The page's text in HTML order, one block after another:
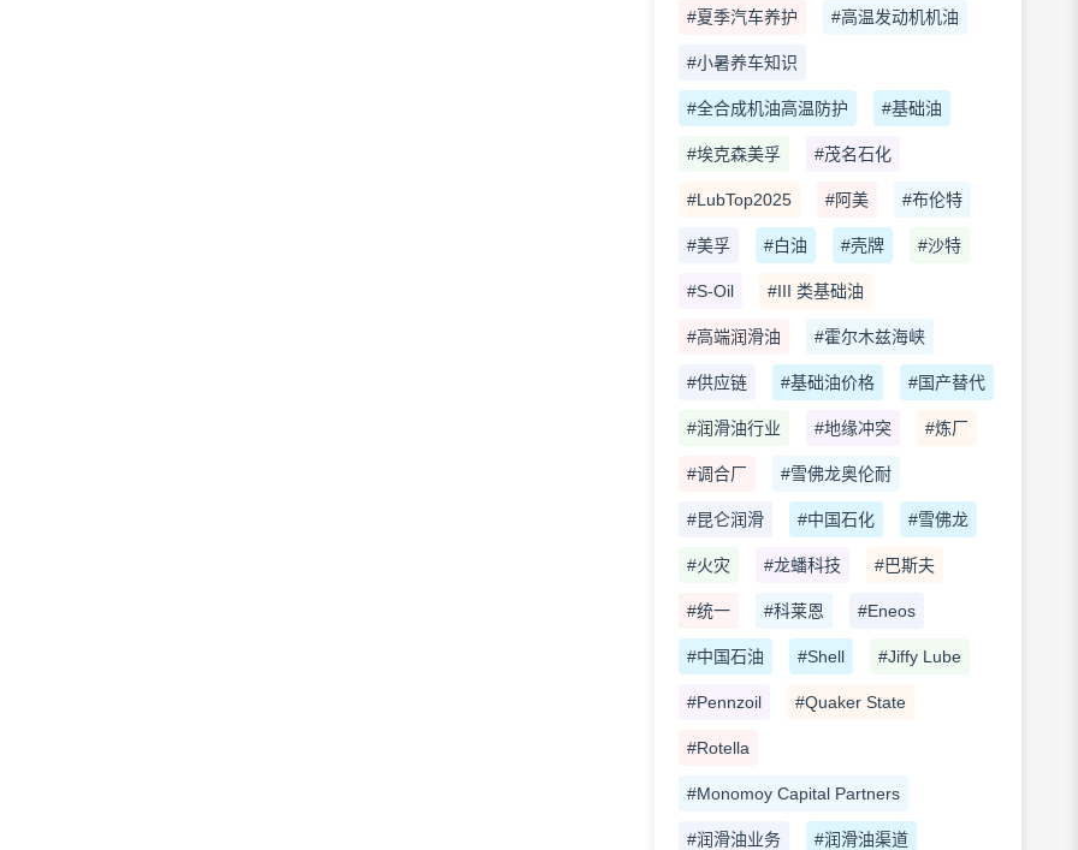
#夏季汽车养护 #高温发动机机油
#小暑养车知识
#全合成机油高温防护 #基础油
#埃克森美孚 #茂名石化
#LubTop2025 #阿美 #布伦特
#美孚 #白油 #壳牌 #沙特
#S-Oil #III 类基础油
#高端润滑油 #霍尔木兹海峡
#供应链 #基础油价格 #国产替代
#润滑油行业 #地缘冲突 #炼厂
#调合厂 #雪佛龙奥伦耐
#昆仑润滑 #中国石化 #雪佛龙
#火灾 #龙蟠科技 #巴斯夫
#统一 #科莱恩 #Eneos
#中国石油 #Shell #Jiffy Lube
#Pennzoil #Quaker State
#Rotella
#Monomoy Capital Partners
#润滑油业务 #润滑油渠道